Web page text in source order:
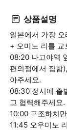
상품설명
일본에서 가장
+ 오미노 리틀 교
08:20 나고야역
편의점에서 집합
아주세요.
08:30 정시에 출
고 협력해주세요.
10:00 구조하치
11:45 오우미노